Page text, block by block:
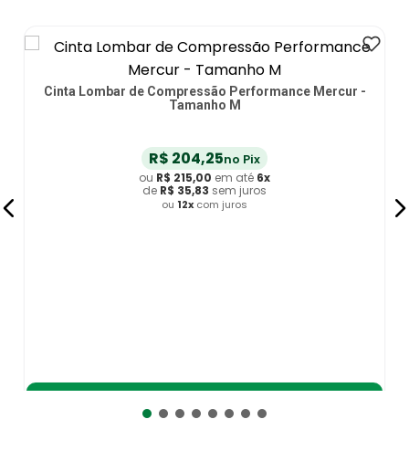
-
Cinta Lombar de Compressão Performance
Tamanho P
R$204 ,
ouR$ 215 ,00
deR$ 35,83
ou12